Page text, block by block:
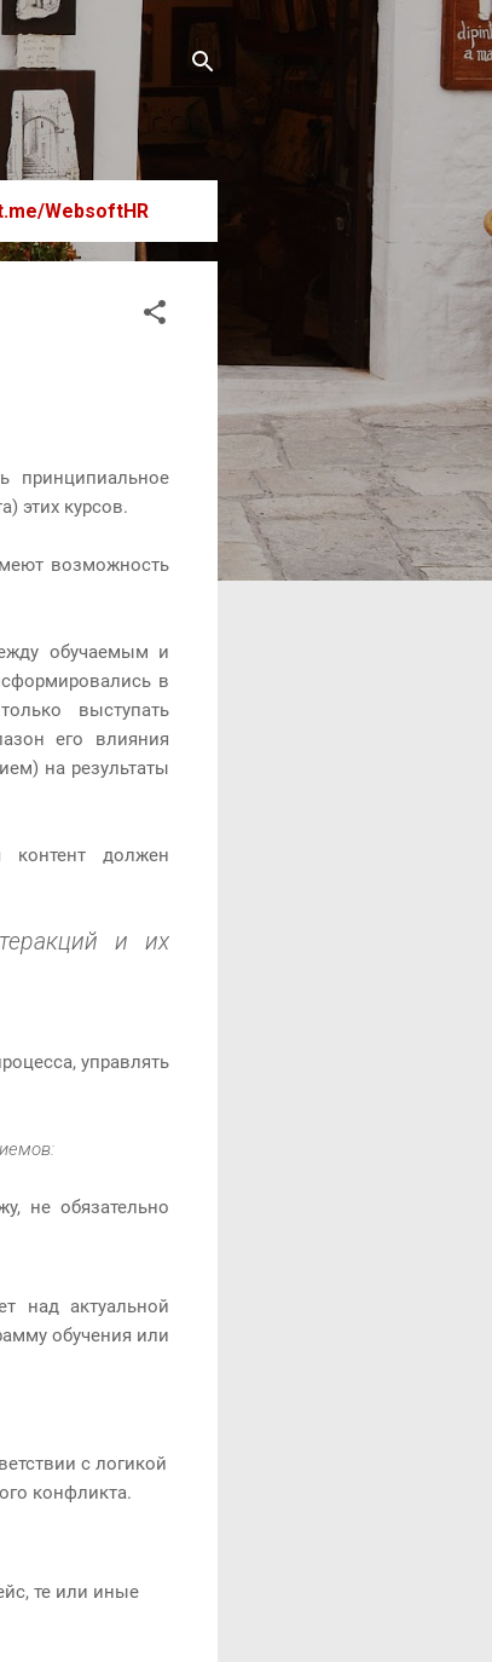
WebsoftHR
принципиальное
этих курсов.
возможность
обучаемым и
в
выступать
его влияния
на результаты
контент должен
и их
управлять
не обязательно
над актуальной
обучения или
с логикой
конфликта.
те или иные